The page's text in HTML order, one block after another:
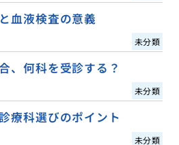
血液検査の意義
未分類
、何科を受診する？
未分類
療科選びのポイント
未分類